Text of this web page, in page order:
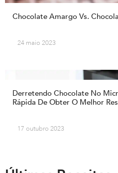
Chocolate Amargo Vs.
24 maio 2023
Derretendo Chocolate No
Rápida De Obter O Melhor
17 outubro 2023